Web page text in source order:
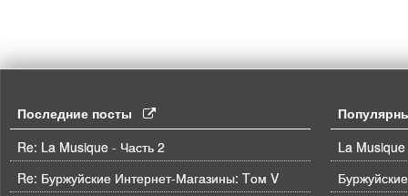
Последние посты
Re: La Musique - Часть 2
Re: Буржуйские Интернет-Магазины: Tом V
La